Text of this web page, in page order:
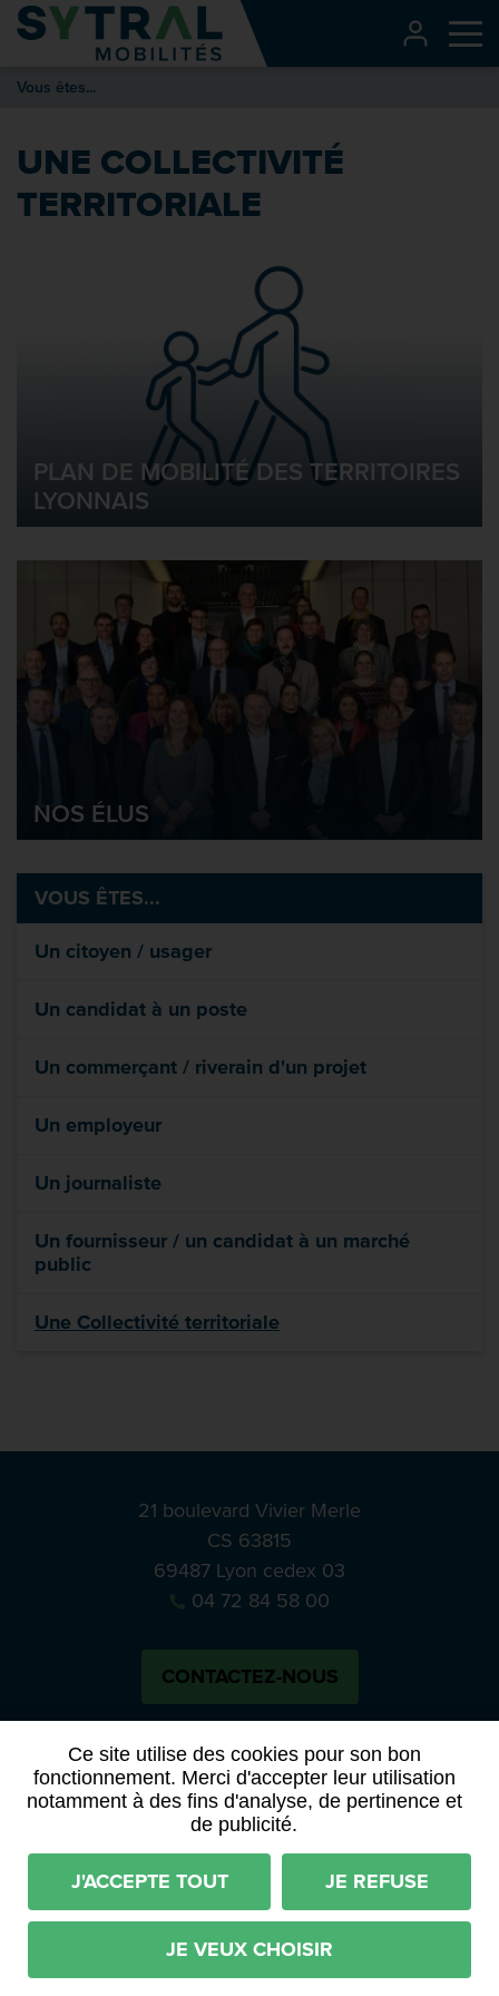
Ce site utilise des cookies pour son bon
fonctionnement. Merci d'accepter leur utilisation
notamment à des fins d'analyse, de pertinence et
de publicité.
J'ACCEPTE TOUT JE REFUSE
JE VEUX CHOISIR
Contenu
Entête de page
Vous êtes...
UNE COLLECTIVITÉ
TERRITORIALE
PLAN DE MOBILITÉ DES TERRITOIRES
LYONNAIS
NOS ÉLUS
VOUS ÊTES...
Un citoyen / usager
Un candidat à un poste
Un commerçant / riverain d'un projet
Un employeur
Un journaliste
Un fournisseur / un candidat à un marché
public
Une Collectivité territoriale
21 boulevard Vivier Merle
CS 63815
69487 Lyon cedex 03
04 72 84 58 00
CONTACTEZ-NOUS
BlueskyNotre
APPELS À MANIFESTATION D’INTÉRÊT
ACTES ET DÉLIBÉRATIONS
Mentions légales RGPD
Plan du site
Déclaration d'accessibilité (partiellement conforme)
Conditions générales d'utilisation